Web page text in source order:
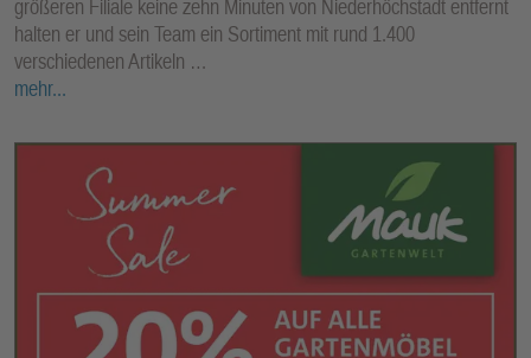
größeren Filiale keine zehn Minuten von Niederhöchstadt entfernt
halten er und sein Team ein Sortiment mit rund 1.400
verschiedenen Artikeln …
mehr...